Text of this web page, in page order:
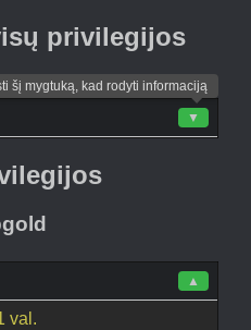
privilegijos
šį mygtuką, kad rodyti informaciją
▼
▲
val.